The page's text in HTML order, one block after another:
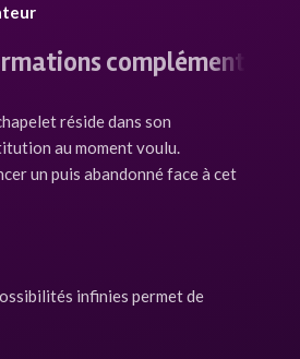
complémentaires
réside dans son
au moment voulu.
un puis abandonné face à cet
infinies permet de